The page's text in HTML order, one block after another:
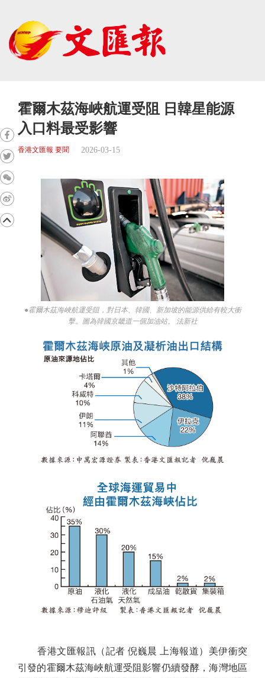
霍爾木茲海峽航運受阻 日韓星能源
入口料最受影響
香港文匯報 要聞 2026-03-15
●霍爾木茲海峽航運受阻，對日本、韓國、新加坡的能源供給有較大衝
擊。圖為韓國京畿道一個加油站。 法新社
香港文匯報訊（記者 倪巍晨 上海報道）美伊衝突
引發的霍爾木茲海峽航運受阻影響仍續發酵，海灣地區